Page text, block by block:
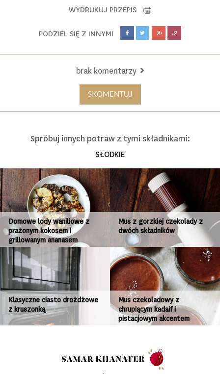
WYDRUKUJ PRZEPIS
PODZIEL SIĘ Z INNYMI
brak komentarzy
SKOMENTUJ
Spróbuj innych potraw z tymi składnikami:
SŁODKIE
Domowe lody waniliowe z
prażonym kokosem i
grillowanym ananasem
Mus z gorzkiej czekolady z
dwóch składników
Klasyczne ciasto drożdżowe
z kruszonką
Mus czekoladowy z
chrupiącym kadaif i
pistacjowym akcentem